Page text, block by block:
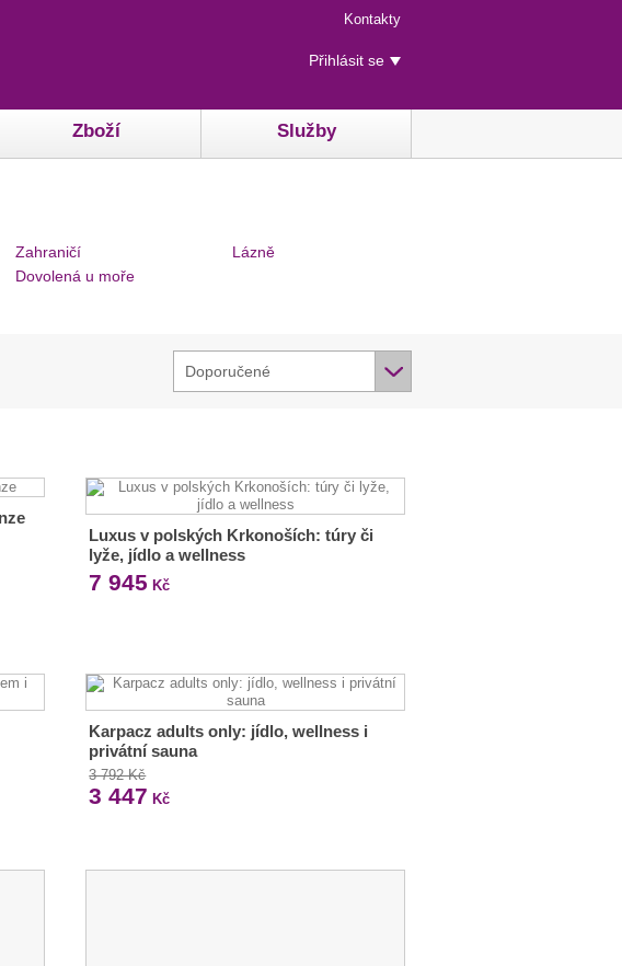
Menu
rychlého
přístupu
Kontakty
Uživatelské
menu
Přihlásit se
Zboží Služby
Zahraničí
Dovolená u moře
Lázně
Doporučené
Luxus v polských Krkonoších: túry či
lyže, jídlo a wellness
7 945 Kč
Karpacz adults only: jídlo, wellness i
privátní sauna
3 792 Kč
3 447 Kč